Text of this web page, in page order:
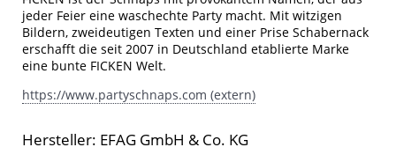
jeder Feier eine waschechte Party macht. Mit witzigen
Bildern, zweideutigen Texten und einer Prise Schabernack
erschafft die seit 2007 in Deutschland etablierte Marke
eine bunte FICKEN Welt.
https://www.partyschnaps.com (extern)
Hersteller: EFAG GmbH & Co. KG